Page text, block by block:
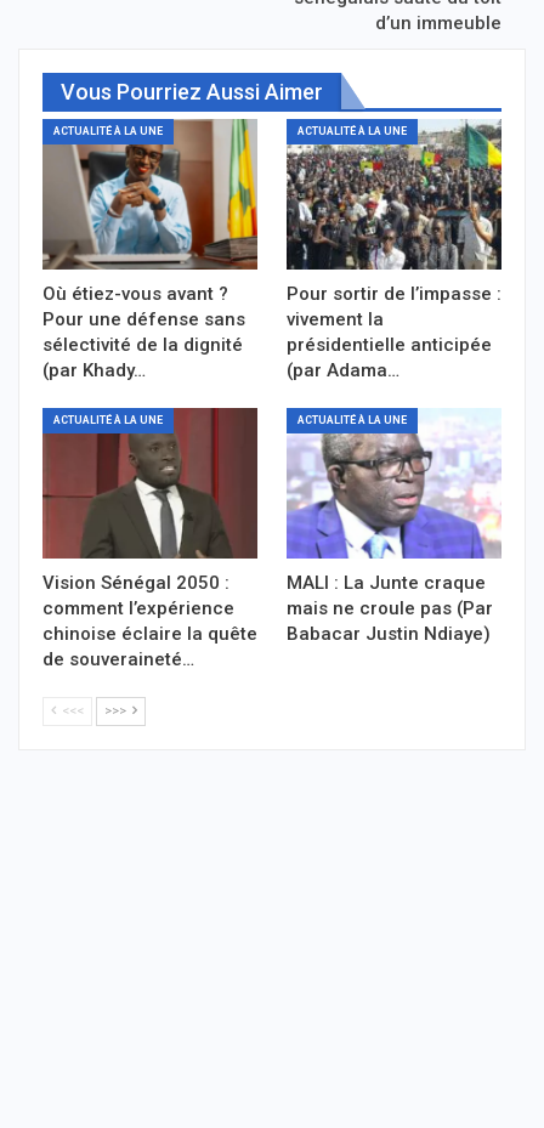
d’un immeuble
Vous Pourriez Aussi Aimer
ACTUALITÉ À LA UNE
Où étiez-vous avant ?
Pour une défense sans
sélectivité de la dignité
(par Khady…
ACTUALITÉ À LA UNE
Pour sortir de l’impasse :
vivement la
présidentielle anticipée
(par Adama…
ACTUALITÉ À LA UNE
Vision Sénégal 2050 :
comment l’expérience
chinoise éclaire la quête
de souveraineté…
ACTUALITÉ À LA UNE
MALI : La Junte craque
mais ne croule pas (Par
Babacar Justin Ndiaye)
<<< >>>